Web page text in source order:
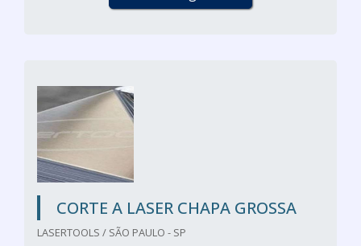
CORTE A LASER CHAPA GROSSA
LASERTOOLS / SÃO PAULO - SP